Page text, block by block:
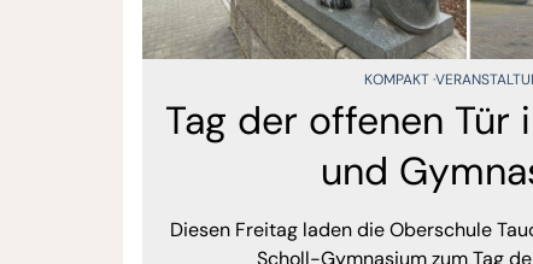
KOMPAKT
Tag der offenen Tür
und
Diesen Freitag laden die Oberschule
Scholl-Gymnasium zum Tag